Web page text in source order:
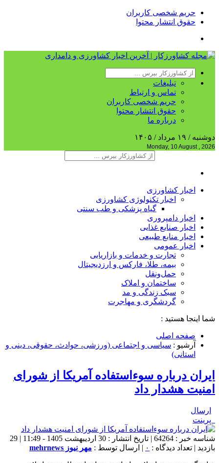
حریم شخصی کاربران
حقوق انتشار محتوا
تبلیغات
تماس و ارتباط
حریم شخصی کاربران
حقوق انتشار محتوا
درباره ما
دوشنبه / ۱۹ مرداد / ۱۴۰۵
Monday, 10 August , 2026
اخبار کشاورزی
اخبار تکنولوژی کشاورزی
گیاه پزشکی و طب سنتی
اخبار دامپروری
اخبار صنایع غذایی
اخبار منابع طبیعی
اخبار عمومی
تجارت و خدمات و بازاریابی
بیمه، طلا، فارکس و ارزدیجیتال
حمل‌و‌نقل
ساختمان و املاک
سبک زندگی و مد
گردشگری و مهاجرت
شما اینجا هستید :
صفحه اصلی
آرشیو : سیاسی و اجتماعی (ورزشی، حوادث، حقوقی، دینی و
استانی)
ایران درباره سوءاستفاده آمریکا از شورای
امنیت هشدار داد
ارسال
پرینت
شناسه خبر : 64264 | تاریخ انتشار : 30 اردیبهشت 1405 - 11:49 | 29
بازدید | تعداد دیدگاه : ۰ | ارسال توسط : مهر نیوز mehrnews